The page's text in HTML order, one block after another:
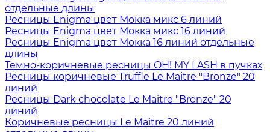
отдельные длины
Ресницы Enigma цвет Мокка микс 6 линий
Ресницы Enigma цвет Мокка микс 16 линий
Ресницы Enigma цвет Мокка 16 линий отдельные
длины
Темно-коричневые ресницы OH! MY LASH в пучках
Ресницы коричневые Truffle Le Maitre "Bronze" 20
линий
Ресницы Dark chocolate Le Maitre "Bronze" 20
линий
Коричневые ресницы Le Maitre 20 линий